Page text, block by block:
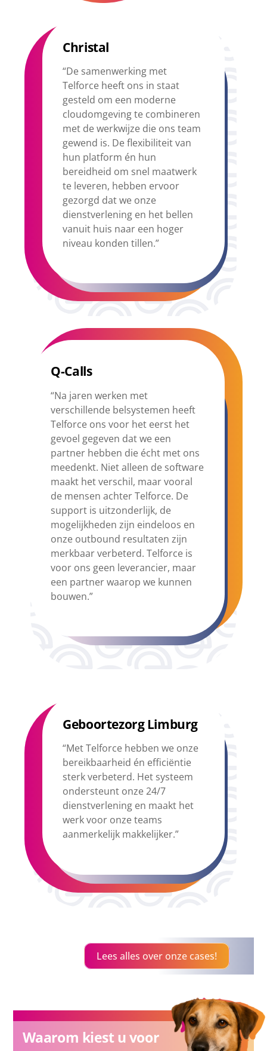
Christal
“De samenwerking met
Telforce heeft ons in staat
gesteld om een moderne
cloudomgeving te combineren
met de werkwijze die ons team
gewend is. De flexibiliteit van
hun platform én hun
bereidheid om snel maatwerk
te leveren, hebben ervoor
gezorgd dat we onze
dienstverlening en het bellen
vanuit huis naar een hoger
niveau konden tillen.”
Q-Calls
“Na jaren werken met
verschillende belsystemen heeft
Telforce ons voor het eerst het
gevoel gegeven dat we een
partner hebben die écht met ons
meedenkt. Niet alleen de software
maakt het verschil, maar vooral
de mensen achter Telforce. De
support is uitzonderlijk, de
mogelijkheden zijn eindeloos en
onze outbound resultaten zijn
merkbaar verbeterd. Telforce is
voor ons geen leverancier, maar
een partner waarop we kunnen
bouwen.”
Geboortezorg Limburg
“Met Telforce hebben we onze
bereikbaarheid én efficiëntie
sterk verbeterd. Het systeem
ondersteunt onze 24/7
dienstverlening en maakt het
werk voor onze teams
aanmerkelijk makkelijker.”
Lees alles over onze cases!
Waarom kiest u voor